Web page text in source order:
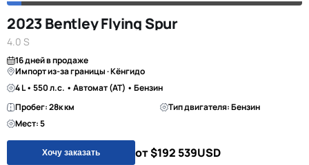
2023 Bentley Flying Spur
4.0 S
16 дней в продаже
Импорт из-за границы · Кёнгидо
4 L • 550 л.с. • Автомат (AT) • Бензин
Пробег: 28к км
Тип двигателя: Бензин
Мест: 5
Хочу заказать от $192 539USD